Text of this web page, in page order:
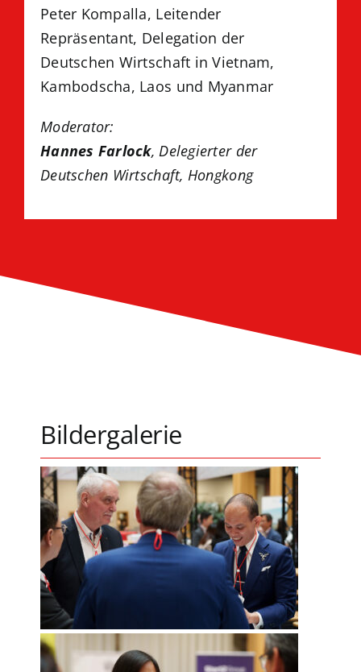
Peter Kompalla, Leitender
Repräsentant, Delegation der
Deutschen Wirtschaft in Vietnam,
Kambodscha, Laos und Myanmar
Moderator:
Hannes Farlock, Delegierter der
Deutschen Wirtschaft, Hongkong
Bildergalerie